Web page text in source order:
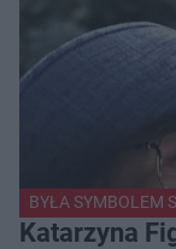
BYŁA SYMBOLEM
Katarzyna